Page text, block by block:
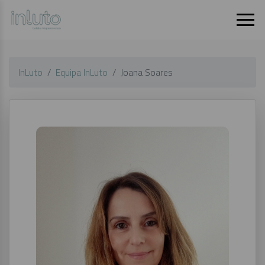
InLuto Equipa InLuto Joana Soares